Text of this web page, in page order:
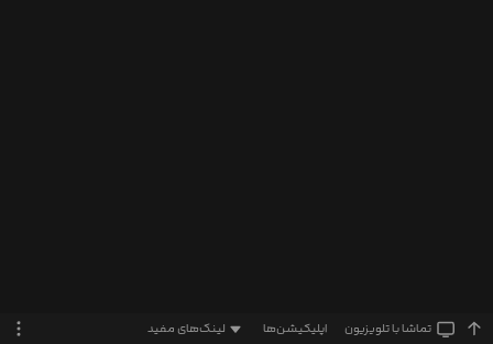
تماشا‌ با تلویزیون اپلیکیشن‌ها لینک‌های مفید